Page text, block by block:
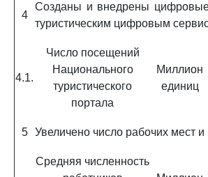
4
Созданы и внедрены
туристическим цифровым
4.1.
Число посещений
Национального
туристического
портала
Миллион
единиц
5 Увеличено число рабочих мест
Средняя численность